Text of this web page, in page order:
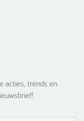
acties, trends en